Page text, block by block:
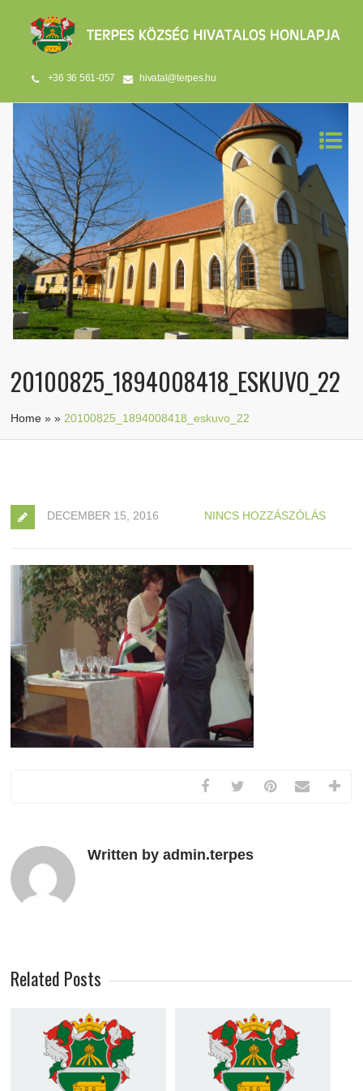
+36 36 561-057 hivatal@terpes.hu
20100825_1894008418_ESKUVO_22
Home »» 20100825_1894008418_eskuvo_22
DECEMBER 15, 2016 NINCS HOZZÁSZÓLÁS
Written by admin.terpes
Related Posts